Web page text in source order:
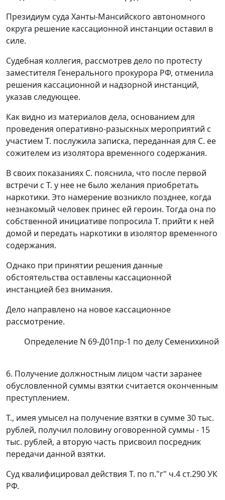
Президиум суда Ханты-Мансийского автономного
округа решение кассационной инстанции оставил в
силе.
Судебная коллегия, рассмотрев дело по протесту
заместителя Генерального прокурора РФ, отменила
решения кассационной и надзорной инстанций,
указав следующее.
Как видно из материалов дела, основанием для
проведения оперативно-разыскных мероприятий с
участием Т. послужила записка, переданная для С. ее
сожителем из изолятора временного содержания.
В своих показаниях С. пояснила, что после первой
встречи с Т. у нее не было желания приобретать
наркотики. Это намерение возникло позднее, когда
незнакомый человек принес ей героин. Тогда она по
собственной инициативе попросила Т. прийти к ней
домой и передать наркотики в изолятор временного
содержания.
Однако при принятии решения данные
обстоятельства оставлены кассационной
инстанцией без внимания.
Дело направлено на новое кассационное
рассмотрение.
Определение N 69-Д01пр-1 по делу Семенихиной
6. Получение должностным лицом части заранее
обусловленной суммы взятки считается оконченным
преступлением.
Т., имея умысел на получение взятки в сумме 30 тыс.
рублей, получил половину оговоренной суммы - 15
тыс. рублей, а вторую часть присвоил посредник
передачи данной взятки.
Суд квалифицировал действия Т. по п."г" ч.4 ст.290УК
РФ.